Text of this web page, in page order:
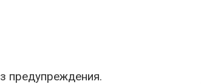
предупреждения.